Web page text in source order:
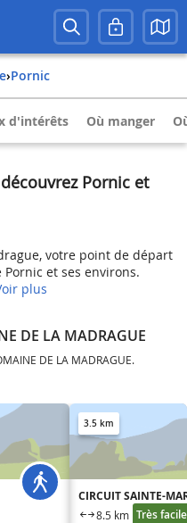
› Pornic
d'intérêts Où manger
Pornic et
votre point de départ
et ses environs.
plus
DE LA MADRAGUE
DE LA MADRAGUE.
3.5 km
CIRCUIT SAINTE-
8.5 km Très facile